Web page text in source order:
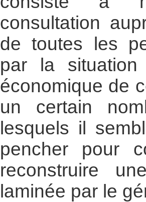
consultation
de toutes les
par la situation
économique de
un certain
lesquels il
pencher pour
reconstruire
laminée par le